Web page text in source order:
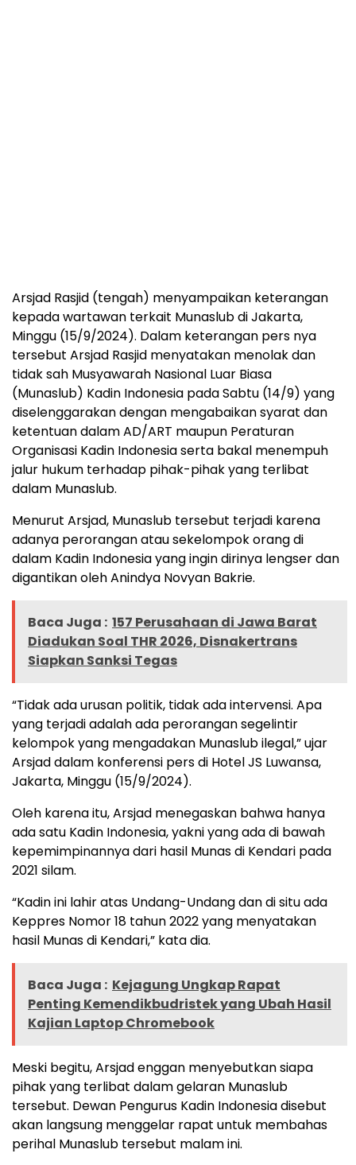
Arsjad Rasjid (tengah) menyampaikan keterangan
kepada wartawan terkait Munaslub di Jakarta,
Minggu (15/9/2024). Dalam keterangan pers nya
tersebut Arsjad Rasjid menyatakan menolak dan
tidak sah Musyawarah Nasional Luar Biasa
(Munaslub) Kadin Indonesia pada Sabtu (14/9) yang
diselenggarakan dengan mengabaikan syarat dan
ketentuan dalam AD/ART maupun Peraturan
Organisasi Kadin Indonesia serta bakal menempuh
jalur hukum terhadap pihak-pihak yang terlibat
dalam Munaslub.
Menurut Arsjad, Munaslub tersebut terjadi karena
adanya perorangan atau sekelompok orang di
dalam Kadin Indonesia yang ingin dirinya lengser dan
digantikan oleh Anindya Novyan Bakrie.
Baca Juga : 157 Perusahaan di Jawa Barat
Diadukan Soal THR 2026, Disnakertrans
Siapkan Sanksi Tegas
“Tidak ada urusan politik, tidak ada intervensi. Apa
yang terjadi adalah ada perorangan segelintir
kelompok yang mengadakan Munaslub ilegal,” ujar
Arsjad dalam konferensi pers di Hotel JS Luwansa,
Jakarta, Minggu (15/9/2024).
Oleh karena itu, Arsjad menegaskan bahwa hanya
ada satu Kadin Indonesia, yakni yang ada di bawah
kepemimpinannya dari hasil Munas di Kendari pada
2021 silam.
“Kadin ini lahir atas Undang-Undang dan di situ ada
Keppres Nomor 18 tahun 2022 yang menyatakan
hasil Munas di Kendari,” kata dia.
Baca Juga : Kejagung Ungkap Rapat
Penting Kemendikbudristek yang Ubah Hasil
Kajian Laptop Chromebook
Meski begitu, Arsjad enggan menyebutkan siapa
pihak yang terlibat dalam gelaran Munaslub
tersebut. Dewan Pengurus Kadin Indonesia disebut
akan langsung menggelar rapat untuk membahas
perihal Munaslub tersebut malam ini.